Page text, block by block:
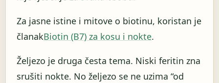
Za jasne istine i mitove o biotinu, koristan je
članakBiotin (B7) za kosu i nokte.
Željezo je druga česta tema. Niski feritin zna
srušiti nokte. No željezo se ne uzima “od